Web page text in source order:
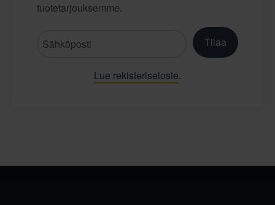
tuotetarjouksemme.
Tilaa
Lue rekisteriseloste.